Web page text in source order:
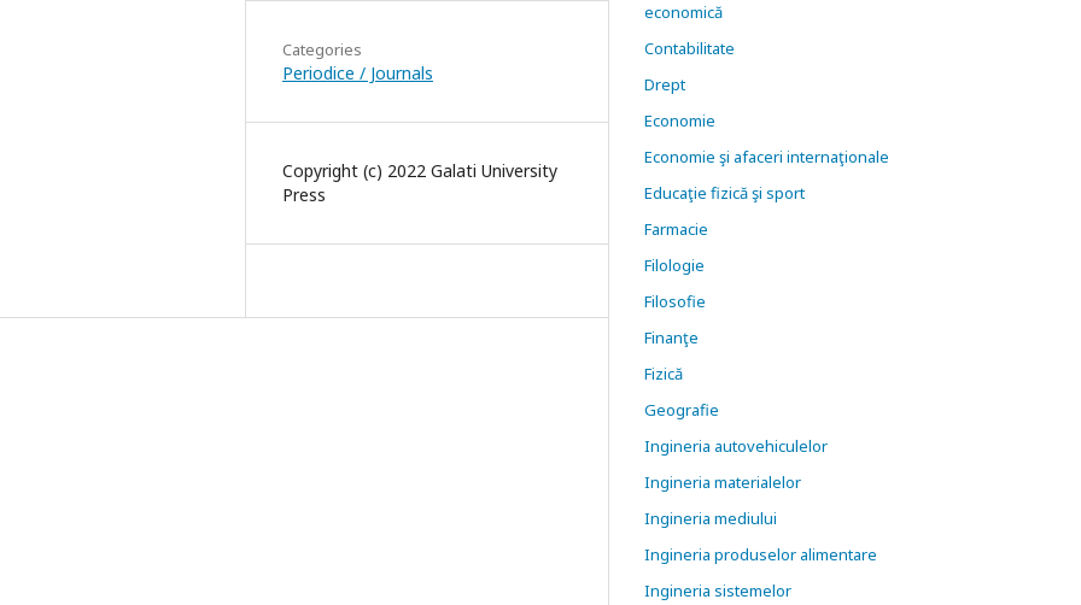
Categories
Periodice / Journals
Copyright (c) 2022 Galati University
Press
economică
Contabilitate
Drept
Economie
Economie şi afaceri internaţionale
Educaţie fizică şi sport
Farmacie
Filologie
Filosofie
Finanţe
Fizică
Geografie
Ingineria autovehiculelor
Ingineria materialelor
Ingineria mediului
Ingineria produselor alimentare
Ingineria sistemelor